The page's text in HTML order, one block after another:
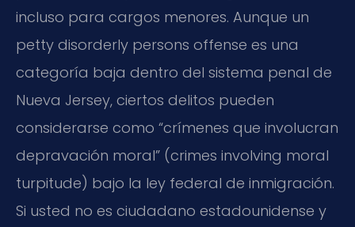
incluso para cargos menores. Aunque un
petty disorderly persons offense es una
categoría baja dentro del sistema penal de
Nueva Jersey, ciertos delitos pueden
considerarse como “crímenes que involucran
depravación moral” (crimes involving moral
turpitude) bajo la ley federal de inmigración.
Si usted no es ciudadano estadounidense y